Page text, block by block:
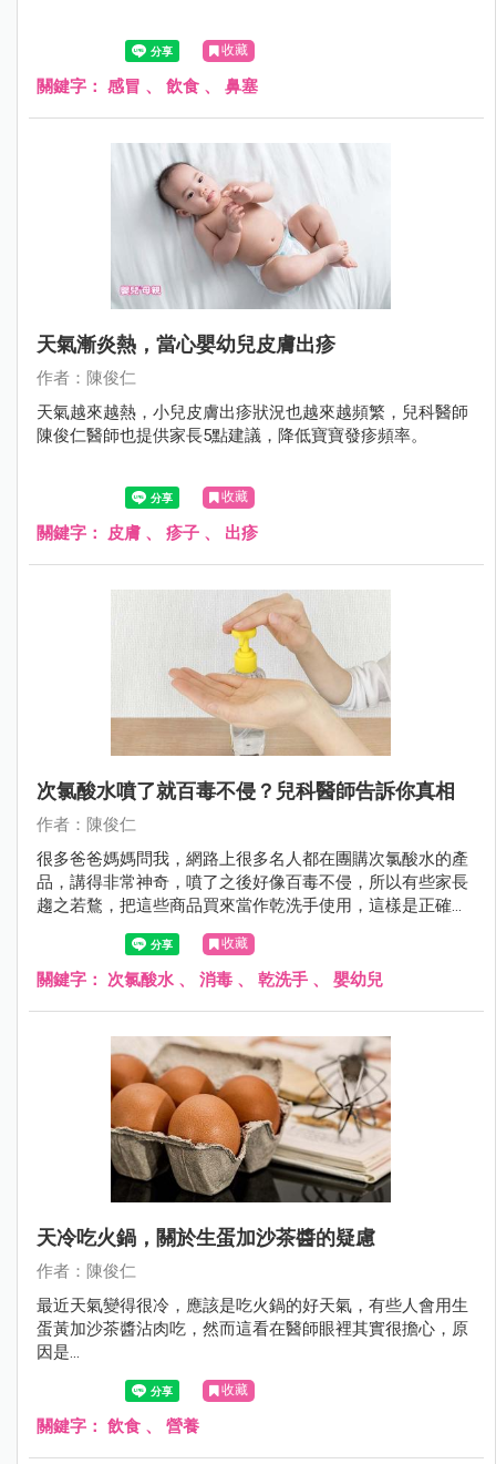
收藏
關鍵字： 感冒 、 飲食 、 鼻塞
天氣漸炎熱，當心嬰幼兒皮膚出疹
作者：陳俊仁
天氣越來越熱，小兒皮膚出疹狀況也越來越頻繁，兒科醫師
陳俊仁醫師也提供家長5點建議，降低寶寶發疹頻率。
收藏
關鍵字： 皮膚 、 疹子 、 出疹
次氯酸水噴了就百毒不侵？兒科醫師告訴你真相
作者：陳俊仁
很多爸爸媽媽問我，網路上很多名人都在團購次氯酸水的產
品，講得非常神奇，噴了之後好像百毒不侵，所以有些家長
趨之若鶩，把這些商品買來當作乾洗手使用，這樣是正確的
收藏
關鍵字： 次氯酸水 、 消毒 、 乾洗手 、 嬰幼兒
天冷吃火鍋，關於生蛋加沙茶醬的疑慮
作者：陳俊仁
最近天氣變得很冷，應該是吃火鍋的好天氣，有些人會用生
蛋黃加沙茶醬沾肉吃，然而這看在醫師眼裡其實很擔心，原
因是...
收藏
關鍵字： 飲食 、 營養